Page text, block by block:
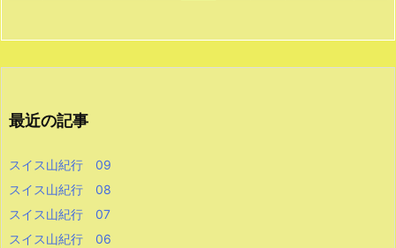
最近の記事
スイス山紀行 09
スイス山紀行 08
スイス山紀行 07
スイス山紀行 06